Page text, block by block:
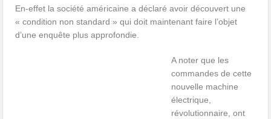
En-effet la société américaine a déclaré avoir découvert une
« condition non standard » qui doit maintenant faire l’objet
d’une enquête plus approfondie.
A noter que les
commandes de cette
nouvelle machine
électrique,
révolutionnaire, ont